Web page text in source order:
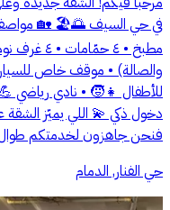
في حي السيف 🌅🏖️ 🏡
والصالة) • موقف خاص
للأطفال 👧🧒 • نادي رياضي
دخول ذكي 💫 اللي يميّز الشقة
فنحن جاهزون لخدمتكم طوال
حي الفنار, الدمام